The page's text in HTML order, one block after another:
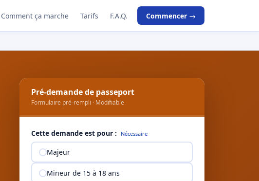
Comment ça marche Tarifs F.A.Q. Commencer →
Pré-demande de passeport
Formulaire pré-rempli · Modifiable
Cette demande est pour : Nécessaire
Majeur
Mineur de 15 à 18 ans